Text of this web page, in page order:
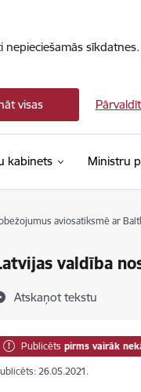
visas
kabinets Ministru
aviosatiksmē ar
valdība
Atskaņot tekstu
Publicēts pirms vairāk
26.05.2021.